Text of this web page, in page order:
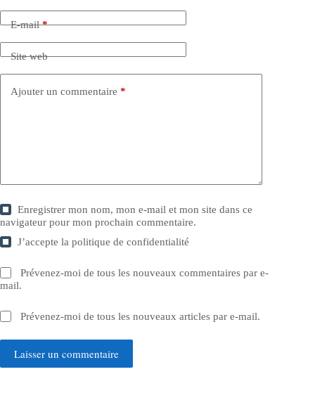
E-mail*
Site web
Ajouter un commentaire *
Enregistrer mon nom, mon e-mail et mon site dans ce
navigateur pour mon prochain commentaire.
J’accepte lapolitique de confidentialité
Prévenez-moi de tous les nouveaux commentaires par e-
mail.
Prévenez-moi de tous les nouveaux articles par e-mail.
Laisser un commentaire